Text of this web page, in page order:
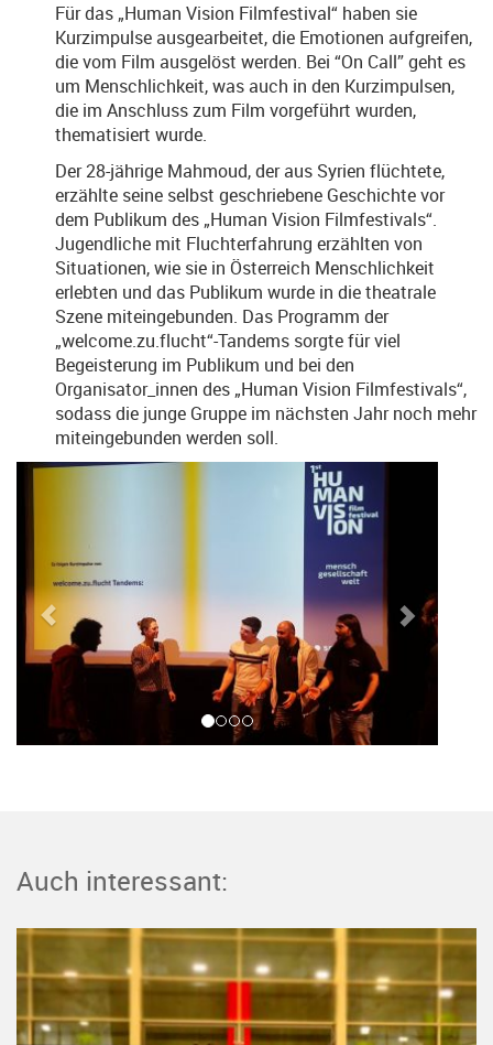
Für das „Human Vision Filmfestival“ haben sie
Kurzimpulse ausgearbeitet, die Emotionen aufgreifen,
die vom Film ausgelöst werden. Bei “On Call” geht es
um Menschlichkeit, was auch in den Kurzimpulsen,
die im Anschluss zum Film vorgeführt wurden,
thematisiert wurde.
Der 28-jährige Mahmoud, der aus Syrien flüchtete,
erzählte seine selbst geschriebene Geschichte vor
dem Publikum des „Human Vision Filmfestivals“.
Jugendliche mit Fluchterfahrung erzählten von
Situationen, wie sie in Österreich Menschlichkeit
erlebten und das Publikum wurde in die theatrale
Szene miteingebunden. Das Programm der
„welcome.zu.flucht“-Tandems sorgte für viel
Begeisterung im Publikum und bei den
Organisator_innen des „Human Vision Filmfestivals“,
sodass die junge Gruppe im nächsten Jahr noch mehr
miteingebunden werden soll.
Auch interessant: